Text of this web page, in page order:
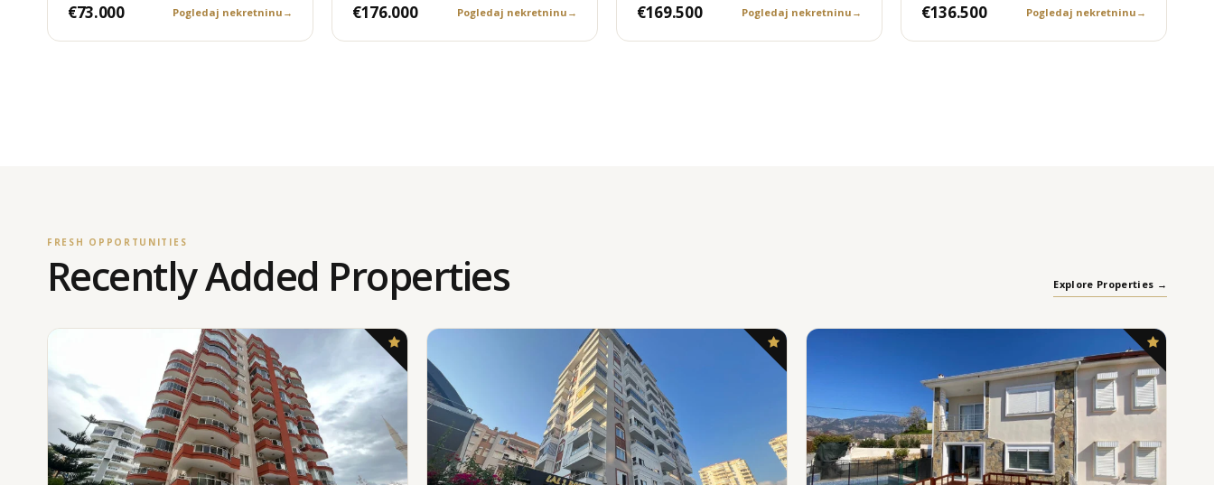
€73.000 Pogledaj nekretninu → €176.000 Pogledaj nekretninu → €169.500 Pogledaj nekretninu → €136.500 Pogledaj nekretninu →
FRESH OPPORTUNITIES
Recently Added Properties Explore Properties →